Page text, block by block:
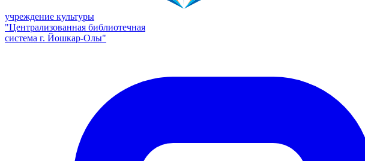
учреждение культуры
"Централизованная библиотечная
система г. Йошкар-Олы"